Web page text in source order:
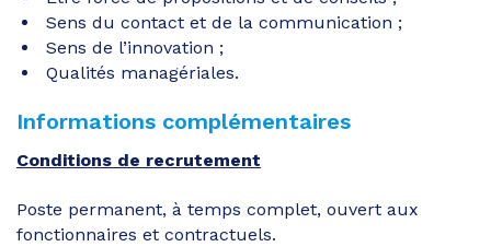
Sens du contact et de la communication ;
Sens de l’innovation ;
Qualités managériales.
Informations complémentaires
Conditions de recrutement
Poste permanent, à temps complet, ouvert aux
fonctionnaires et contractuels.